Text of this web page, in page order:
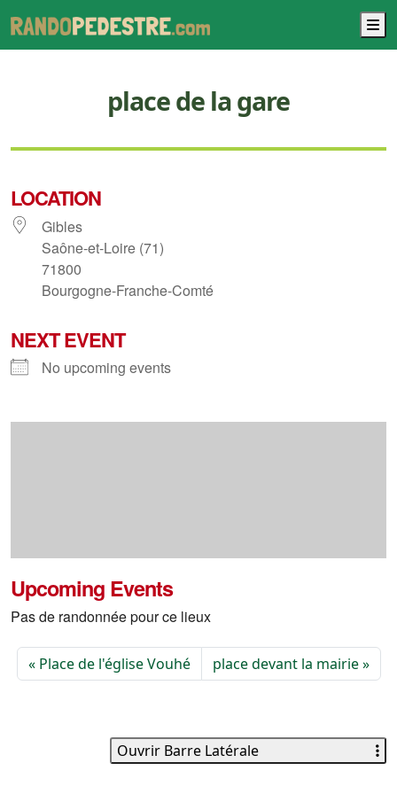
place de la gare
LOCATION
Gibles
Saône-et-Loire (71)
71800
Bourgogne-Franche-Comté
NEXT EVENT
No upcoming events
Upcoming Events
Pas de randonnée pour ce lieux
Place de l'église Vouhé place devant la mairie
Ouvrir Barre Latérale